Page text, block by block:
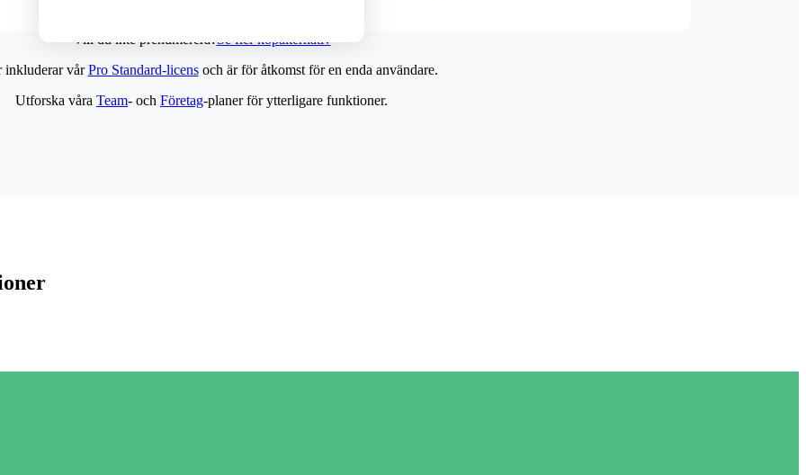
Vill du inte prenumerera?Se fler köpalternativ
inkluderar vårPro Standard-licensoch är för åtkomst för en enda användare.
Utforska våra Team- och Företag-planer för ytterligare funktioner.